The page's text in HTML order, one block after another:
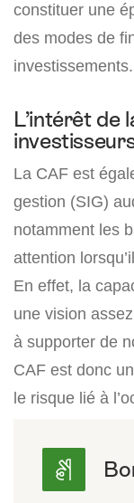
constituer une
des modes de
investissements.
L’intérêt de
La CAF est
gestion (SIG)
notamment les
attention
En effet, la
une vision
à supporter de
CAF est donc
le risque lié à